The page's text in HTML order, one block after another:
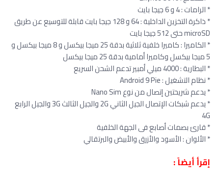
* الرامات : 4 و 6 جيجا بايت
* ذاكرة التخزين الداخلية : 64 و 128 جيجا بايت قابلة للتوسيع عن طريق
microSD حتى 512 جيجا بايت
* الكاميرا : كاميرا خلفية ثلاثية بدقة 25 ميجا بيكسل و 8 ميجا بيكسل و
5 ميجا بيكسل وكاميرا أمامية بدقة 25 ميجا بيكسل
* البطارية : 4000 ميلي أمبير تدعم الشحن السريع
* نظام التشغيل : Android 9 Pie
* يدعم شريحتين إتصال من نوع Nano Sim
* يدعم شبكات الإتصال الجيل الثاني 2G والجيل الثالث 3G والجيل الرابع
4G
* قارئ بصمات أصابع فى الجهة الخلفية
* الألوان : الأسود والأزرق والأبيض والبرتقالي
إقرأ أيضاً :